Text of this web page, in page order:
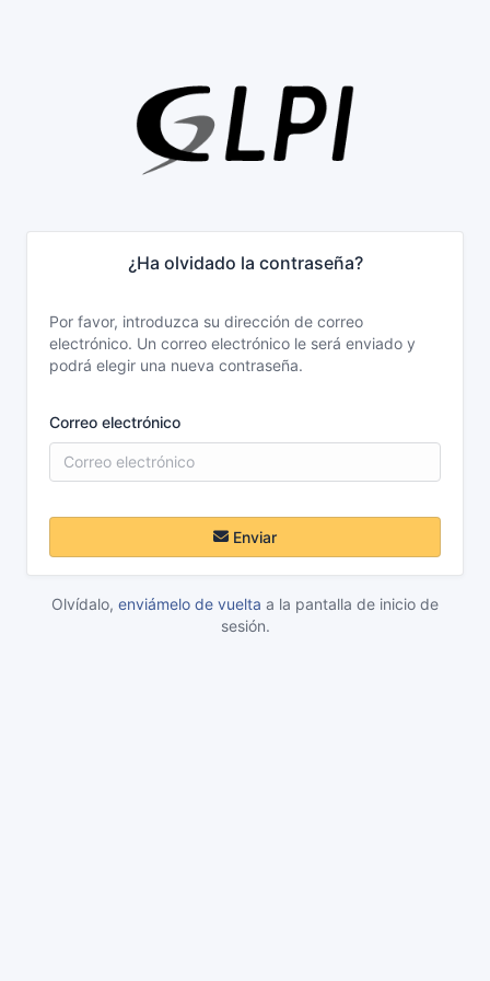
¿Ha olvidado la contraseña?
Por favor, introduzca su dirección de correo
electrónico. Un correo electrónico le será enviado y
podrá elegir una nueva contraseña.
Correo electrónico
Enviar
Olvídalo, enviámelo de vuelta a la pantalla de inicio de
sesión.